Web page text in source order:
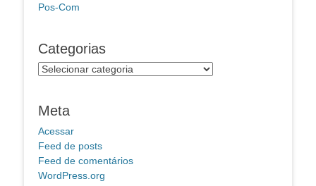
Pos-Com
Categorias
Categorias
Meta
Acessar
Feed de posts
Feed de comentários
WordPress.org